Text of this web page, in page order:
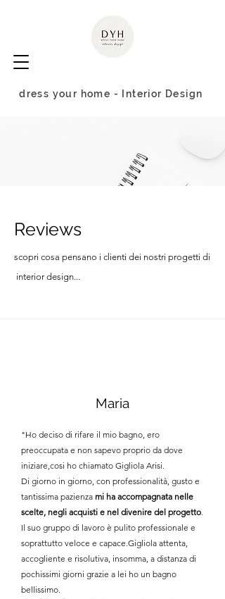
dress your home - I nterior Design
Reviews
scopri cosa pensano i clienti dei nostri progetti di
interior design...
Maria
"Ho deciso di rifare il mio bagno, ero
preoccupata e non sapevo proprio da dove
iniziare,cosi ho chiamato Gigliola Arisi.
Di giorno in giorno, con professionalità, gusto e
tantissima pazienza mi ha accompagnata nelle
scelte, negli acquisti e nel divenire del progetto.
Il suo gruppo di lavoro è pulito professionale e
soprattutto veloce e capace.Gigliola attenta,
accogliente e risolutiva, insomma, a distanza di
pochissimi giorni grazie a lei ho un bagno
bellissimo.